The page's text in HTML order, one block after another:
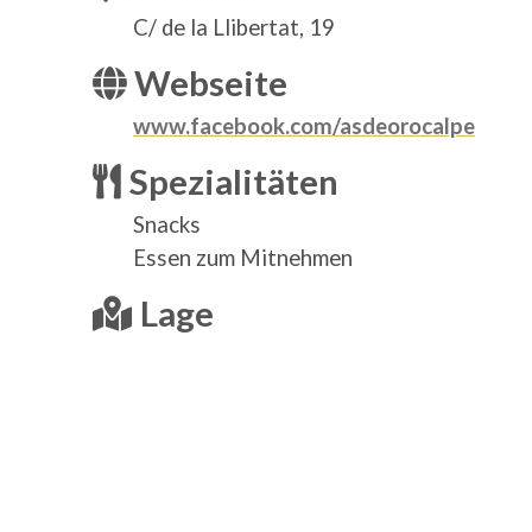
C/ de la Llibertat, 19
Webseite
www.facebook.com/asdeorocalpe
Spezialitäten
Snacks
Essen zum Mitnehmen
Lage